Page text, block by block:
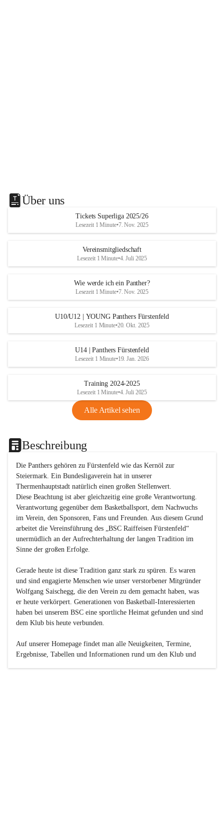
Über uns
Tickets Superliga 2025/26
Lesezeit 1 Minute•7. Nov. 2025
Vereinsmitgliedschaft
Lesezeit 1 Minute•4. Juli 2025
Wie werde ich ein Panther?
Lesezeit 1 Minute•7. Nov. 2025
U10/U12 | YOUNG Panthers Fürstenfeld
Lesezeit 1 Minute•20. Okt. 2025
U14 | Panthers Fürstenfeld
Lesezeit 1 Minute•19. Jan. 2026
Training 2024-2025
Lesezeit 1 Minute•4. Juli 2025
Alle Artikel sehen
Beschreibung
Die Panthers gehören zu Fürstenfeld wie das Kernöl zur
Steiermark. Ein Bundesligaverein hat in unserer
Thermenhauptstadt natürlich einen großen Stellenwert.
Diese Beachtung ist aber gleichzeitig eine große Verantwortung.
Verantwortung gegenüber dem Basketballsport, dem Nachwuchs
im Verein, den Sponsoren, Fans und Freunden. Aus diesem Grund
arbeitet die Vereinsführung des „BSC Raiffeisen Fürstenfeld“
unermüdlich an der Aufrechterhaltung der langen Tradition im
Sinne der großen Erfolge.
Gerade heute ist diese Tradition ganz stark zu spüren. Es waren
und sind engagierte Menschen wie unser verstorbener Mitgründer
Wolfgang Saischegg, die den Verein zu dem gemacht haben, was
er heute verkörpert. Generationen von Basketball-Interessierten
haben bei unserem BSC eine sportliche Heimat gefunden und sind
dem Klub bis heute verbunden.
Auf unserer Homepage findet man alle Neuigkeiten, Termine,
Ergebnisse, Tabellen und Informationen rund um den Klub und